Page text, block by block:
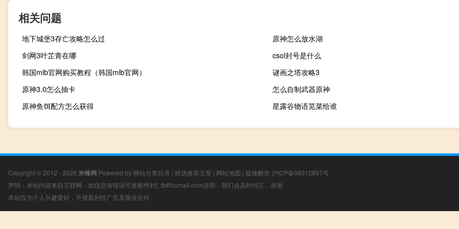
相关问题
地下城堡3存亡攻略怎么过
原神怎么放水湖
剑网3叶芷青在哪
csol封号是什么
韩国mlb官网购买教程（韩国mlb官网）
谜画之塔攻略3
原神3.0怎么抽卡
怎么自制武器原神
原神鱼饵配方怎么获得
星露谷物语苋菜给谁
Copyright © 2012 - 2026 米锋网 Powered by 网站分类目录 | 精选推荐文章 | 网站地图 | 疑难解答 沪ICP备08012897号
声明：本站内容来自互联网，如信息有错误可发邮件到f_fb#foxmail.com说明，我们会及时纠正，谢谢
本站仅为个人兴趣爱好，不接盈利性广告及商业合作